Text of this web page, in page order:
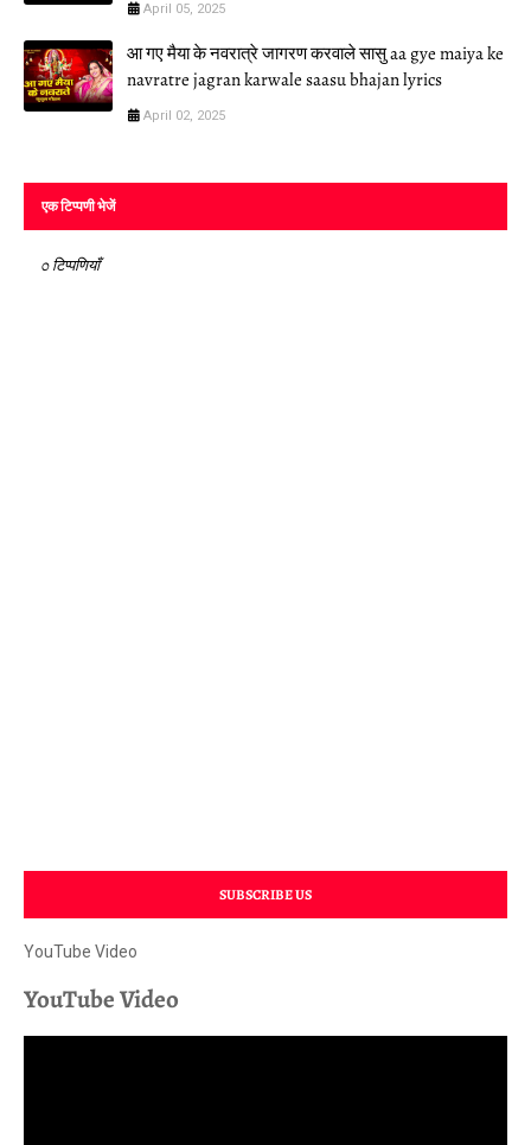
April 05, 2025
आ गए मैया के नवरात्रे जागरण करवाले सासु aa gye maiya ke
navratre jagran karwale saasu bhajan lyrics
April 02, 2025
एक टिप्पणी भेजें
0 टिप्पणियाँ
SUBSCRIBE US
YouTube Video
YouTube Video